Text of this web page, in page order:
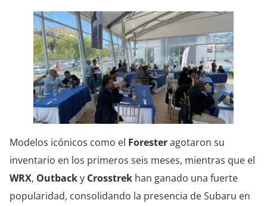
Modelos icónicos como el Foresteragotaron su
inventario en los primeros seis meses, mientras que el
WRX, Outbacky Crosstrek han ganado una fuerte
popularidad, consolidando la presencia de Subaru en